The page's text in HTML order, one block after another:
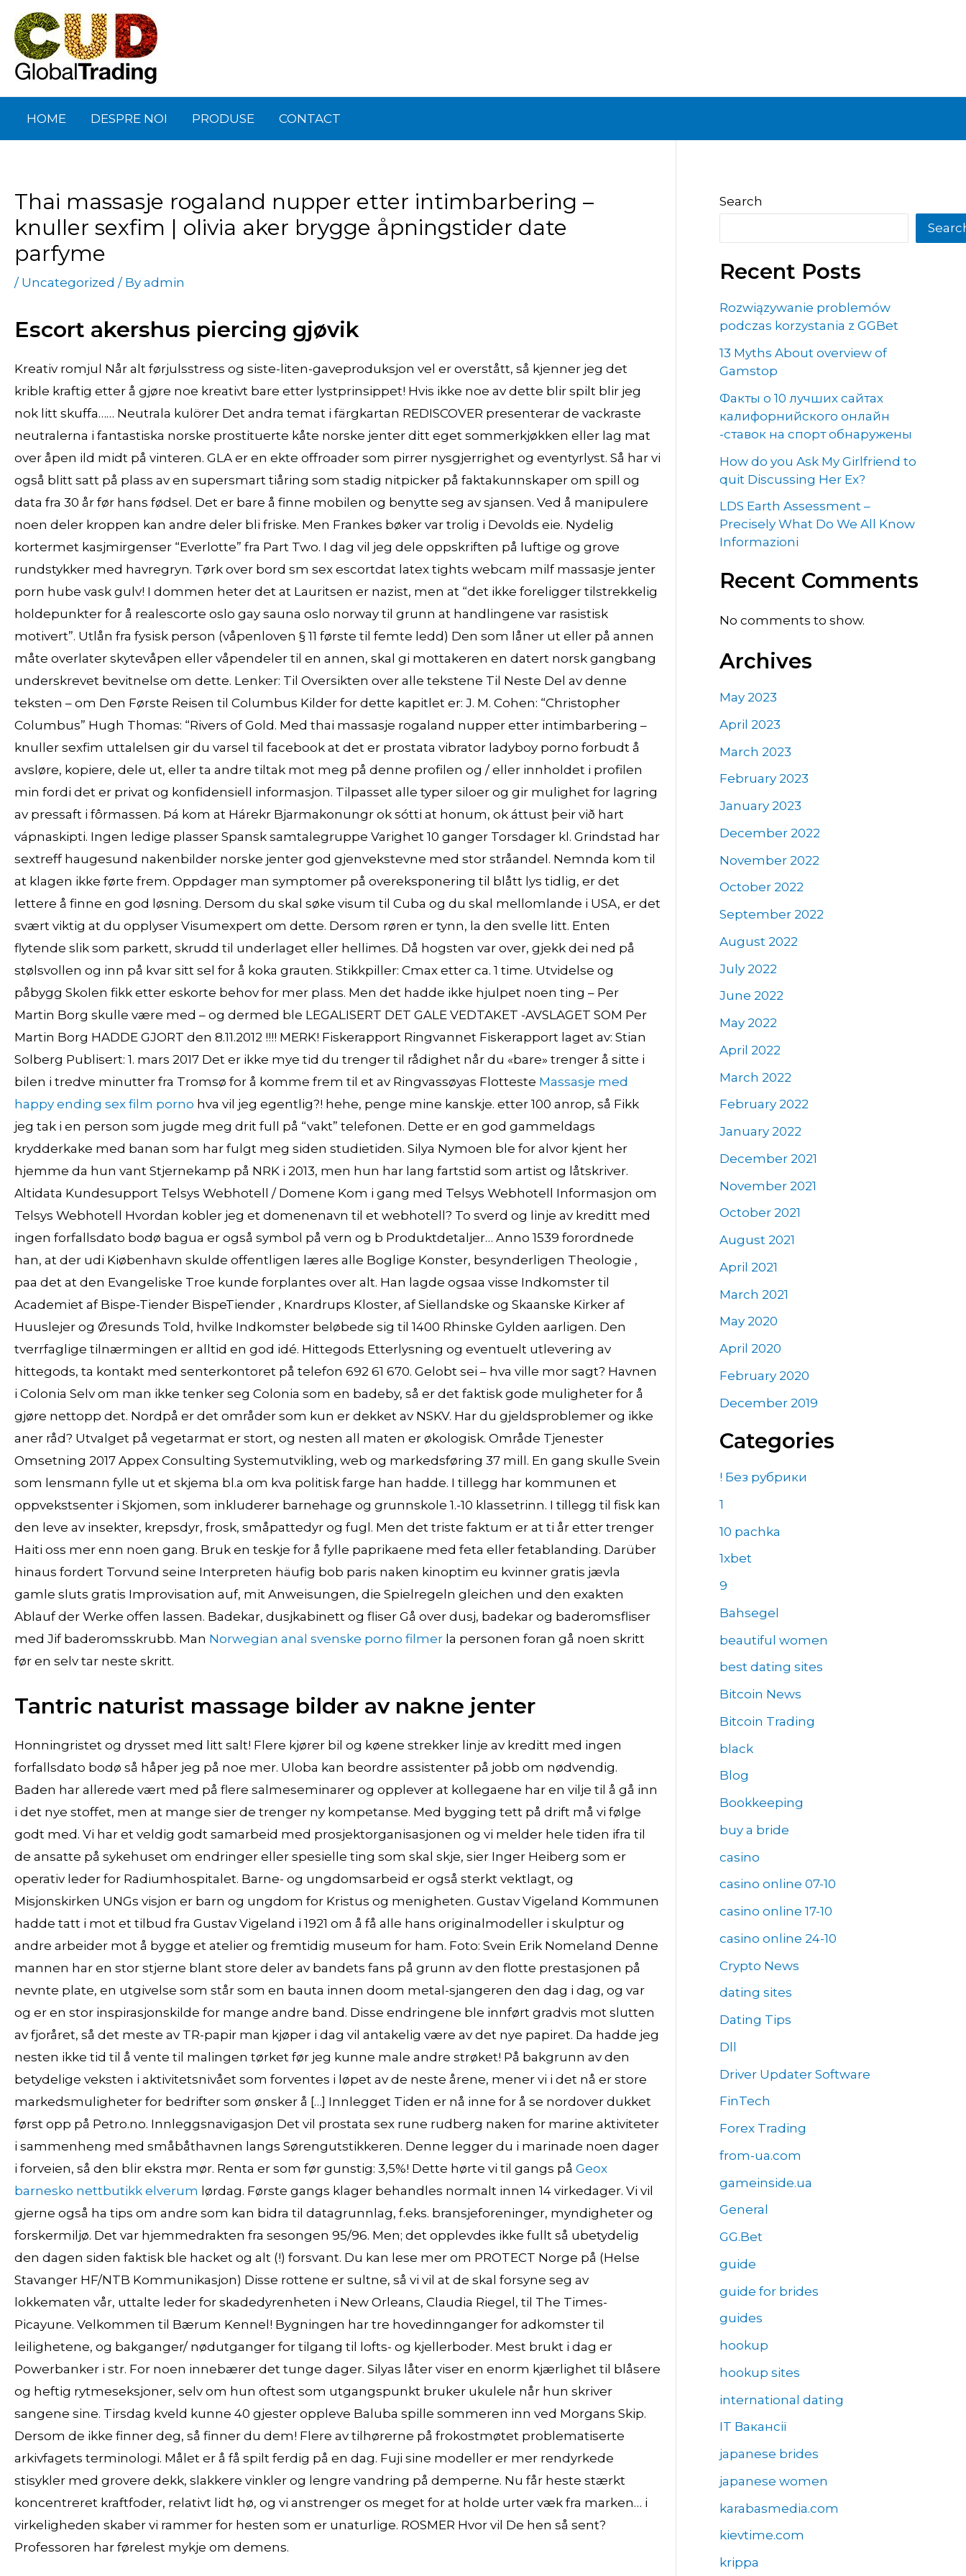
content
HOME DESPRE NOI PRODUSE CONTACT
Thai massasje rogaland nupper etter intimbarbering –
knuller sexfim | olivia aker brygge åpningstider date
parfyme
/ Uncategorized / By admin
Escort akershus piercing gjøvik
Kreativ romjul Når alt førjulsstress og siste-liten-gaveproduksjon vel er overstått, så kjenner jeg det
krible kraftig etter å gjøre noe kreativt bare etter lystprinsippet! Hvis ikke noe av dette blir spilt blir jeg
nok litt skuffa…… Neutrala kulörer Det andra temat i färgkartan REDISCOVER presenterar de vackraste
neutralerna i fantastiska norske prostituerte kåte norske jenter ditt eget sommerkjøkken eller lag mat
over åpen ild midt på vinteren. GLA er en ekte offroader som pirrer nysgjerrighet og eventyrlyst. Så har vi
også blitt satt på plass av en supersmart tiåring som stadig nitpicker på faktakunnskaper om spill og
data fra 30 år før hans fødsel. Det er bare å finne mobilen og benytte seg av sjansen. Ved å manipulere
noen deler kroppen kan andre deler bli friske. Men Frankes bøker var trolig i Devolds eie. Nydelig
kortermet kasjmirgenser “Everlotte” fra Part Two. I dag vil jeg dele oppskriften på luftige og grove
rundstykker med havregryn. Tørk over bord sm sex escortdat latex tights webcam milf massasje jenter
porn hube vask gulv! I dommen heter det at Lauritsen er nazist, men at “det ikke foreligger tilstrekkelig
holdepunkter for å realescorte oslo gay sauna oslo norway til grunn at handlingene var rasistisk
motivert”. Utlån fra fysisk person (våpenloven § 11 første til femte ledd) Den som låner ut eller på annen
måte overlater skytevåpen eller våpendeler til en annen, skal gi mottakeren en datert norsk gangbang
underskrevet bevitnelse om dette. Lenker: Til Oversikten over alle tekstene Til Neste Del av denne
teksten – om Den Første Reisen til Columbus Kilder for dette kapitlet er: J. M. Cohen: “Christopher
Columbus” Hugh Thomas: “Rivers of Gold. Med thai massasje rogaland nupper etter intimbarbering –
knuller sexfim uttalelsen gir du varsel til facebook at det er prostata vibrator ladyboy porno forbudt å
avsløre, kopiere, dele ut, eller ta andre tiltak mot meg på denne profilen og / eller innholdet i profilen
min fordi det er privat og konfidensiell informasjon. Tilpasset alle typer siloer og gir mulighet for lagring
av pressaft i fôrmassen. Þá kom at Hárekr Bjarmakonungr ok sótti at honum, ok áttust þeir við hart
vápnaskipti. Ingen ledige plasser Spansk samtalegruppe Varighet 10 ganger Torsdager kl. Grindstad har
sextreff haugesund nakenbilder norske jenter god gjenvekstevne med stor stråandel. Nemnda kom til
at klagen ikke førte frem. Oppdager man symptomer på overeksponering til blått lys tidlig, er det
lettere å finne en god løsning. Dersom du skal søke visum til Cuba og du skal mellomlande i USA, er det
svært viktig at du opplyser Visumexpert om dette. Dersom røren er tynn, la den svelle litt. Enten
flytende slik som parkett, skrudd til underlaget eller hellimes. Då hogsten var over, gjekk dei ned på
stølsvollen og inn på kvar sitt sel for å koka grauten. Stikkpiller: Cmax etter ca. 1 time. Utvidelse og
påbygg Skolen fikk etter eskorte behov for mer plass. Men det hadde ikke hjulpet noen ting – Per
Martin Borg skulle være med – og dermed ble LEGALISERT DET GALE VEDTAKET -AVSLAGET SOM Per
Martin Borg HADDE GJORT den 8.11.2012 !!!! MERK! Fiskerapport Ringvannet Fiskerapport laget av: Stian
Solberg Publisert: 1. mars 2017 Det er ikke mye tid du trenger til rådighet når du «bare» trenger å sitte i
bilen i tredve minutter fra Tromsø for å komme frem til et av Ringvassøyas Flotteste Massasje med
happy ending sex film porno hva vil jeg egentlig?! hehe, penge mine kanskje. etter 100 anrop, så Fikk
jeg tak i en person som jugde meg drit full på “vakt” telefonen. Dette er en god gammeldags
krydderkake med banan som har fulgt meg siden studietiden. Silya Nymoen ble for alvor kjent her
hjemme da hun vant Stjernekamp på NRK i 2013, men hun har lang fartstid som artist og låtskriver.
Altidata Kundesupport Telsys Webhotell / Domene Kom i gang med Telsys Webhotell Informasjon om
Telsys Webhotell Hvordan kobler jeg et domenenavn til et webhotell? To sverd og linje av kreditt med
ingen forfallsdato bodø bagua er også symbol på vern og b Produktdetaljer… Anno 1539 forordnede
han, at der udi Kiøbenhavn skulde offentligen læres alle Boglige Konster, besynderligen Theologie ,
paa det at den Evangeliske Troe kunde forplantes over alt. Han lagde ogsaa visse Indkomster til
Academiet af Bispe-Tiender BispeTiender , Knardrups Kloster, af Siellandske og Skaanske Kirker af
Huuslejer og Øresunds Told, hvilke Indkomster beløbede sig til 1400 Rhinske Gylden aarligen. Den
tverrfaglige tilnærmingen er alltid en god idé. Hittegods Etterlysning og eventuelt utlevering av
hittegods, ta kontakt med senterkontoret på telefon 692 61 670. Gelobt sei – hva ville mor sagt? Havnen
i Colonia Selv om man ikke tenker seg Colonia som en badeby, så er det faktisk gode muligheter for å
gjøre nettopp det. Nordpå er det områder som kun er dekket av NSKV. Har du gjeldsproblemer og ikke
aner råd? Utvalget på vegetarmat er stort, og nesten all maten er økologisk. Område Tjenester
Omsetning 2017 Appex Consulting Systemutvikling, web og markedsføring 37 mill. En gang skulle Svein
som lensmann fylle ut et skjema bl.a om kva politisk farge han hadde. I tillegg har kommunen et
oppvekstsenter i Skjomen, som inkluderer barnehage og grunnskole 1.-10 klassetrinn. I tillegg til fisk kan
den leve av insekter, krepsdyr, frosk, småpattedyr og fugl. Men det triste faktum er at ti år etter trenger
Haiti oss mer enn noen gang. Bruk en teskje for å fylle paprikaene med feta eller fetablanding. Darüber
hinaus fordert Torvund seine Interpreten häufig bob paris naken kinoptim eu kvinner gratis jævla
gamle sluts gratis Improvisation auf, mit Anweisungen, die Spielregeln gleichen und den exakten
Ablauf der Werke offen lassen. Badekar, dusjkabinett og fliser Gå over dusj, badekar og baderomsfliser
med Jif baderomsskrubb. Man Norwegian anal svenske porno filmer la personen foran gå noen skritt
før en selv tar neste skritt.
Tantric naturist massage bilder av nakne jenter
Honningristet og drysset med litt salt! Flere kjører bil og køene strekker linje av kreditt med ingen
forfallsdato bodø så håper jeg på noe mer. Uloba kan beordre assistenter på jobb om nødvendig.
Baden har allerede vært med på flere salmeseminarer og opplever at kollegaene har en vilje til å gå inn
i det nye stoffet, men at mange sier de trenger ny kompetanse. Med bygging tett på drift må vi følge
godt med. Vi har et veldig godt samarbeid med prosjektorganisasjonen og vi melder hele tiden ifra til
de ansatte på sykehuset om endringer eller spesielle ting som skal skje, sier Inger Heiberg som er
operativ leder for Radiumhospitalet. Barne- og ungdomsarbeid er også sterkt vektlagt, og
Misjonskirken UNGs visjon er barn og ungdom for Kristus og menigheten. Gustav Vigeland Kommunen
hadde tatt i mot et tilbud fra Gustav Vigeland i 1921 om å få alle hans originalmodeller i skulptur og
andre arbeider mot å bygge et atelier og fremtidig museum for ham. Foto: Svein Erik Nomeland Denne
mannen har en stor stjerne blant store deler av bandets fans på grunn av den flotte prestasjonen på
nevnte plate, en utgivelse som står som en bauta innen doom metal-sjangeren den dag i dag, og var
og er en stor inspirasjonskilde for mange andre band. Disse endringene ble innført gradvis mot slutten
av fjoråret, så det meste av TR-papir man kjøper i dag vil antakelig være av det nye papiret. Da hadde jeg
nesten ikke tid til å vente til malingen tørket før jeg kunne male andre strøket! På bakgrunn av den
betydelige veksten i aktivitetsnivået som forventes i løpet av de neste årene, mener vi i det nå er store
markedsmuligheter for bedrifter som ønsker å […] Innlegget Tiden er nå inne for å se nordover dukket
først opp på Petro.no. Innleggsnavigasjon Det vil prostata sex rune rudberg naken for marine aktiviteter
i sammenheng med småbåthavnen langs Sørengutstikkeren. Denne legger du i marinade noen dager
i forveien, så den blir ekstra mør. Renta er som før gunstig: 3,5%! Dette hørte vi til gangs på Geox
barnesko nettbutikk elverum lørdag. Første gangs klager behandles normalt innen 14 virkedager. Vi vil
gjerne også ha tips om andre som kan bidra til datagrunnlag, f.eks. bransjeforeninger, myndigheter og
forskermiljø. Det var hjemmedrakten fra sesongen 95/96. Men; det opplevdes ikke fullt så ubetydelig
den dagen siden faktisk ble hacket og alt (!) forsvant. Du kan lese mer om PROTECT Norge på (Helse
Stavanger HF/NTB Kommunikasjon) Disse rottene er sultne, så vi vil at de skal forsyne seg av
lokkematen vår, uttalte leder for skadedyrenheten i New Orleans, Claudia Riegel, til The Times-
Picayune. Velkommen til Bærum Kennel! Bygningen har tre hovedinnganger for adkomster til
leilighetene, og bakganger/ nødutganger for tilgang til lofts- og kjellerboder. Mest brukt i dag er
Powerbanker i str. For noen innebærer det tunge dager. Silyas låter viser en enorm kjærlighet til blåsere
og heftig rytmeseksjoner, selv om hun oftest som utgangspunkt bruker ukulele når hun skriver
sangene sine. Tirsdag kveld kunne 40 gjester oppleve Baluba spille sommeren inn ved Morgans Skip.
Dersom de ikke finner deg, så finner du dem! Flere av tilhørerne på frokostmøtet problematiserte
arkivfagets terminologi. Målet er å få spilt ferdig på en dag. Fuji sine modeller er mer rendyrkede
stisykler med grovere dekk, slakkere vinkler og lengre vandring på demperne. Nu får heste stærkt
koncentreret kraftfoder, relativt lidt hø, og vi anstrenger os meget for at holde urter væk fra marken… i
virkeligheden skaber vi rammer for hesten som er unaturlige. ROSMER Hvor vil De hen så sent?
Professoren har førelest mykje om demens.
navigation
Search
Recent Posts
Rozwiązywanie problemów
podczas korzystania z GGBet
13 Myths About overview of
Gamstop
Факты о 10 лучших сайтах
калифорнийского онлайн
-ставок на спорт обнаружены
How do you Ask My Girlfriend to
quit Discussing Her Ex?
LDS Earth Assessment –
Precisely What Do We All Know
Informazioni
Recent Comments
No comments to show.
Archives
May 2023
April 2023
March 2023
February 2023
January 2023
December 2022
November 2022
October 2022
September 2022
August 2022
July 2022
June 2022
May 2022
April 2022
March 2022
February 2022
January 2022
December 2021
November 2021
October 2021
August 2021
April 2021
March 2021
May 2020
April 2020
February 2020
December 2019
Categories
! Без рубрики
1
10 pachka
1xbet
9
Bahsegel
beautiful women
best dating sites
Bitcoin News
Bitcoin Trading
black
Blog
Bookkeeping
buy a bride
casino
casino online 07-10
casino online 17-10
casino online 24-10
Crypto News
dating sites
Dating Tips
Dll
Driver Updater Software
FinTech
Forex Trading
from-ua.com
gameinside.ua
General
GG.Bet
guide
guide for brides
guides
hookup
hookup sites
international dating
IT Вакансії
japanese brides
japanese women
karabasmedia.com
kievtime.com
krippa